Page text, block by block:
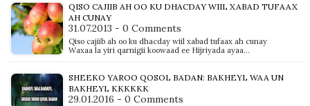
QISO CAJIIB AH OO KU DHACDAY WIIL XABAD TUFAAX
AH CUNAY
31.07.2013 - 0 Comments
Qiso cajiib ah oo ku dhacday wiil xabad tufaax ah cunay
Waxaa la yiri qarnigii koowaad ee Hijriyada ayaa…
SHEEKO YAROO QOSOL BADAN: BAKHEYL WAA UN
BAKHEYL KKKKKK
29.01.2016 - 0 Comments